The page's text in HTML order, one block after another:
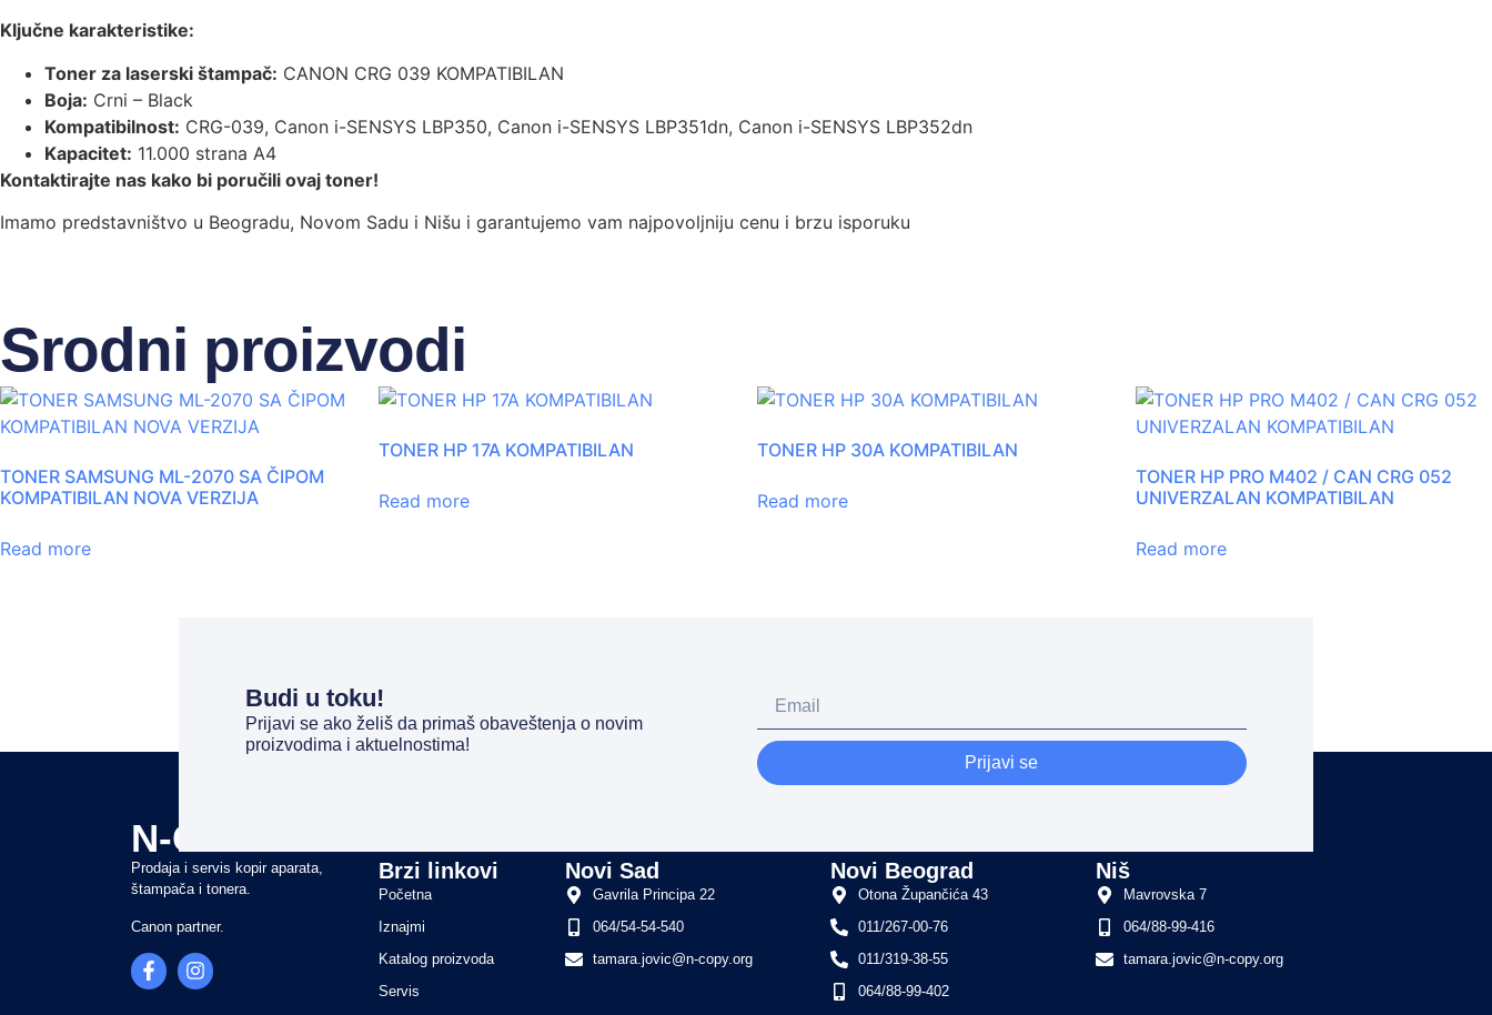
Ključne karakteristike:
Toner za laserski štampač: CANON CRG 039 KOMPATIBILAN
Boja: Crni – Black
Kompatibilnost: CRG-039, Canon i-SENSYS LBP350, Canon i-SENSYS LBP351dn, Canon i-SENSYS LBP352dn
Kapacitet: 11.000 strana A4
Kontaktirajte nas kako bi poručili ovaj toner!
Imamo predstavništvo u Beogradu, Novom Sadu i Nišu i garantujemo vam najpovoljniju cenu i brzu isporuku
Srodni proizvodi
TONER SAMSUNG ML-2070 SA ČIPOM
KOMPATIBILAN NOVA VERZIJA
Read more
TONER HP 17A KOMPATIBILAN
Read more
TONER HP 30A KOMPATIBILAN
Read more
TONER HP PRO M402 / CAN CRG 052
UNIVERZALAN KOMPATIBILAN
Read more
Budi u toku!
Prijavi se ako želiš da primaš obaveštenja o novim
proizvodima i aktuelnostima!
Prijavi se
N-COPY
Prodaja i servis kopir aparata,
štampača i tonera.
Canon partner.
Brzi linkovi
Početna
Iznajmi
Katalog proizvoda
Servis
Novi Sad
Gavrila Principa 22
064/54-54-540
tamara.jovic@n-copy.org
Novi Beograd
Otona Župančića 43
011/267-00-76
011/319-38-55
064/88-99-402
Niš
Mavrovska 7
064/88-99-416
tamara.jovic@n-copy.org